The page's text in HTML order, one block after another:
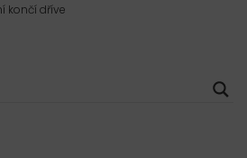
končí dříve